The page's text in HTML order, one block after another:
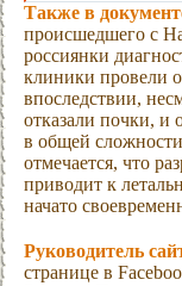
Также в
происшедшего с
россиянки
клиники провели
впоследствии,
отказали почки, и
в общей
отмечается, что
приводит к
начато
Руководитель
странице в